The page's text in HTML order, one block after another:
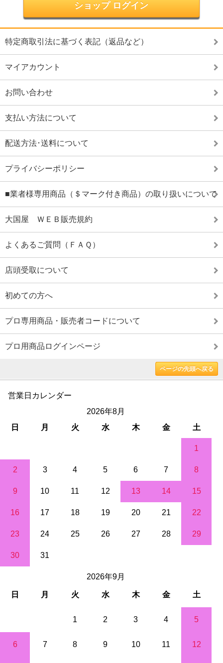
ショップ ログイン
特定商取引法に基づく表記（返品など）
マイアカウント
お問い合わせ
支払い方法について
配送方法･送料について
プライバシーポリシー
■業者様専用商品（＄マーク付き商品）の取り扱いについて
大国屋 ＷＥＢ販売規約
よくあるご質問（ＦＡＱ）
店頭受取について
初めての方へ
プロ専用商品・販売者コードについて
プロ用商品ログインページ
ページの先頭へ戻る
営業日カレンダー
2026年8月
日
月 火 水 木 金 土
1
2 3 4 5 6 7 8
9 10 11 12 13 14 15
16 17 18 19 20 21 22
23 24 25 26 27 28 29
30 31
2026年9月
日 月 火 水 木 金 土
1 2 3 4 5
6 7 8 9 10 11 12